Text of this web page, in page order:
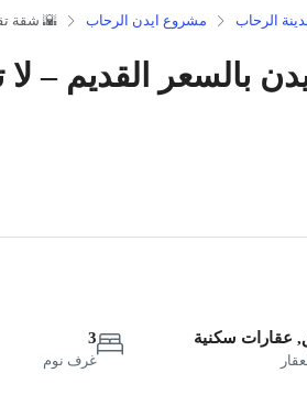
الرحاب مشروع ايدن الرحاب 🌇 شقة
بالسعر القديم –
عقارات سكنية 3
غرف نوم